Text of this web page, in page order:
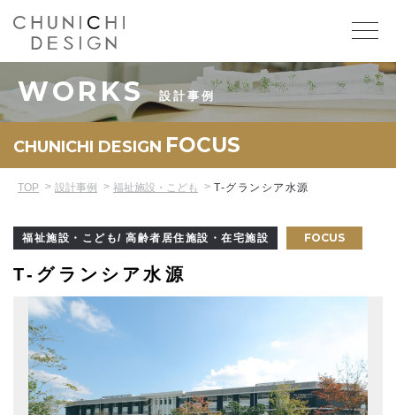
WORKS 設計事例
CHUNICHI DESIGN FOCUS
TOP 設計事例 福祉施設・こども T-グランシア水源
福祉施設・こども/ 高齢者居住施設・在宅施設 FOCUS
T-グランシア水源